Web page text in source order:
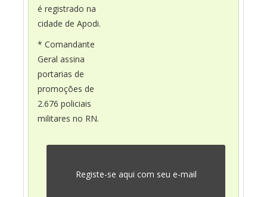
é registrado na
cidade de Apodi.
* Comandante
Geral assina
portarias de
promoções de
2.676 policiais
militares no RN.
Registe-se aqui com seu e-mail